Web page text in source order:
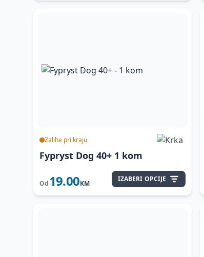
Zalihe pri kraju
Fypryst Dog 40+ 1 kom
Od19.00KM
IZABERI OPCIJE